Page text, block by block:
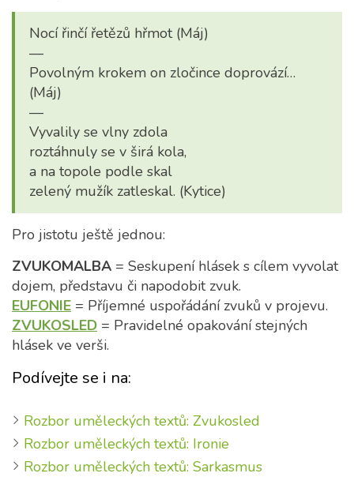
Nocí řinčí řetězů hřmot (Máj)
—
Povolným krokem on zločince doprovází…
(Máj)
—
Vyvalily se vlny zdola
roztáhnuly se v širá kola,
a na topole podle skal
zelený mužík zatleskal. (Kytice)
Pro jistotu ještě jednou:
ZVUKOMALBA = Seskupení hlásek s cílem vyvolat
dojem, představu či napodobit zvuk.
EUFONIE = Příjemné uspořádání zvuků v projevu.
ZVUKOSLED = Pravidelné opakování stejných
hlásek ve verši.
Podívejte se i na:
Rozbor uměleckých textů: Zvukosled
Rozbor uměleckých textů: Ironie
Rozbor uměleckých textů: Sarkasmus